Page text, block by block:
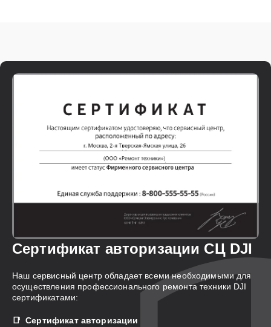
Сертификат авторизации СЦ DJI
Наш сервисный центр обладает всеми необходимыми для
осуществления профессионального ремонта техники DJI
сертификатами:
Сертификат авторизации